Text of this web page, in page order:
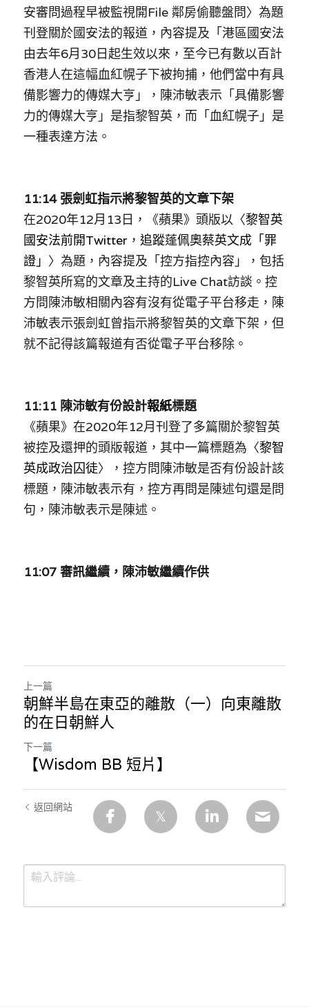
安審問過程早被監視開File 鄰房偷聽盤問〉為題
刊登關於國安法的報道，內容提及「港區國安法
由去年6月30日起生效以來，至今已有數以百計
香港人在這幅血紅幌子下被拘捕，他們當中有具
備影響力的傳媒大亨 」，陳沛敏表示 「具備影響
力的傳媒大亨 」 是指黎智英，而 「血紅幌子」 是
一種表達方法。
11:14 張劍虹指示將黎智英的文章下架
在2020年12月13日，《蘋果》頭版以〈黎智英
國安法前開Twitter ， 追蹤蓬佩奧蔡英文成「罪
證」 〉為題，內容提及「控方指控內容」，包括
黎智英所寫的文章及主持的Live Chat訪談。控
方問陳沛敏相關內容有沒有從電子平台移走，陳
沛敏表示張劍虹曾指示將黎智英的文章下架，但
就不記得該篇報道有否從電子平台移除。
11:11 陳沛敏有份設計報紙標題
《蘋果》在2020年12月刊登了多篇關於黎智英
被控及還押的頭版報道，其中一篇標題為〈黎智
英成政治囚徒〉，控方問陳沛敏是否有份設計該
標題，陳沛敏表示有，控方再問是陳述句還是問
句，陳沛敏表示是陳述。
11:07 審訊繼續，陳沛敏繼續作供
上一篇
朝鮮半島在東亞的離散（一）向東離散
的在日朝鮮人
下一篇
【Wisdom BB 短片】
返回網站